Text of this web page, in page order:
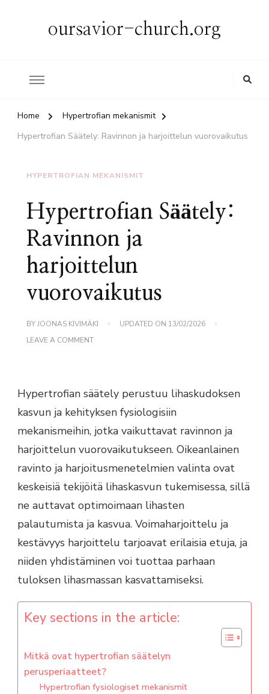
oursavior-church.org
Home
Hypertrofian mekanismit
Hypertrofian Säätely: Ravinnon ja harjoittelun vuorovaikutus
HYPERTROFIAN MEKANISMIT
Hypertrofian Säätely:
Ravinnon ja
harjoittelun
vuorovaikutus
BYJOONAS KIVIMÄKI UPDATED ON 13/02/2026
LEAVE A COMMENTON
HARJOITTELUN
VUOROVAIKUTUS
Hypertrofian säätely perustuu lihaskudoksen
kasvun ja kehityksen fysiologisiin
mekanismeihin, jotka vaikuttavat ravinnon ja
harjoittelun vuorovaikutukseen. Oikeanlainen
ravinto ja harjoitusmenetelmien valinta ovat
keskeisiä tekijöitä lihaskasvun tukemisessa, sillä
ne auttavat optimoimaan lihasten
palautumista ja kasvua. Voimaharjoittelu ja
kestävyys harjoittelu tarjoavat erilaisia etuja, ja
niiden yhdistäminen voi tuottaa parhaan
tuloksen lihasmassan kasvattamiseksi.
Key sections in the article:
Mitkä ovat hypertrofian säätelyn
perusperiaatteet?
Hypertrofian fysiologiset mekanismit